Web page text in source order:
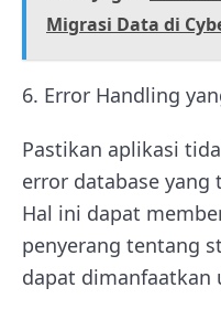
Migrasi Data di
6. Error Handling
Pastikan aplikasi
error database
Hal ini dapat
penyerang tentang
dapat dimanfaatkan